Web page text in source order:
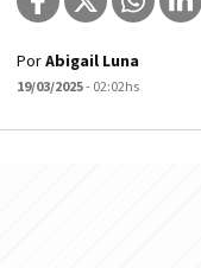
PorAbigail Luna
19/03/2025- 02:02hs